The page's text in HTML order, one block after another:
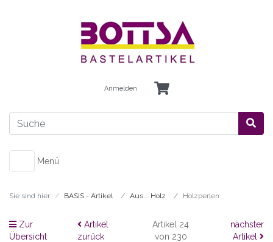
Anmelden
Menü
Sie sind hier: BASIS - Artikel Aus... Holz Holzperlen
Zur
Übersicht
Artikel
zurück
Artikel 24
von 230
nächster
Artikel